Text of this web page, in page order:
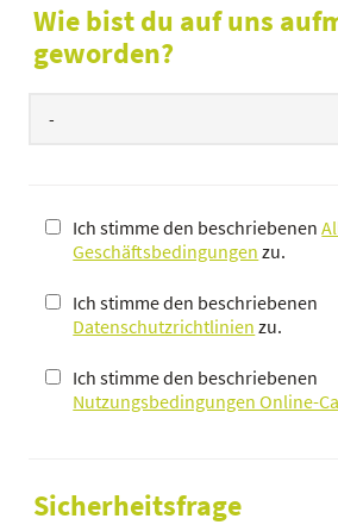
Wie bist du auf uns
geworden?
Ich stimme den beschriebenen
Geschäftsbedingungen zu.
Ich stimme den beschriebenen
Datenschutzrichtlinien zu.
Ich stimme den beschriebenen
Nutzungsbedingungen Online-
Sicherheitsfrage